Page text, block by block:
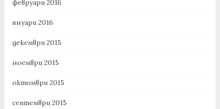
февруари 2016
януари 2016
декември 2015
ноември 2015
октомври 2015
септември 2015